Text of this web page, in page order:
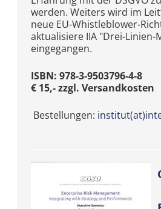
werden. Weiters wird im
neue EU-Whistleblower-
aktualisiere IIA "Drei-Linien-
eingegangen.
ISBN: 978-3-9503796-4-8
€ 15,- zzgl. Versandkosten
Bestellungen: